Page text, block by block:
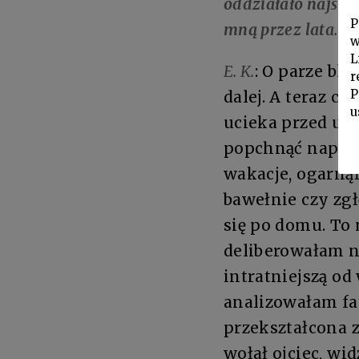
mną przez lata.
E. K.: O parze
dalej. A teraz
ucieka przed
popchnąć
wakacje,
bawełnie czy
się po domu.
deliberowałam
intratniejszą od
analizowałam
wołał ojciec,